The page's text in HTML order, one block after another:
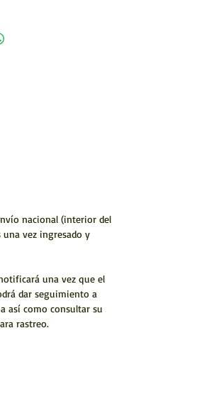
nacional (interior del
una vez ingresado y
una vez que el
dar seguimiento a
así como consultar su
rastreo.